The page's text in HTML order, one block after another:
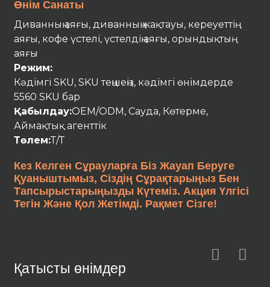
Өнім Санаты
Диванның аяғы, диванның жақтауы, кереуеттің
аяғы, кофе үстелі, үстелдің аяғы, орындықтың
аяғы
Режим:
Кәдімгі SKU, SKU теңшеңіз, кәдімгі өнімдерде
5560 SKU бар
Қабылдау:OEM/ODM, Сауда, Көтерме,
Аймақтық агенттік
Төлем:Т/Т
Кез Келген Сұрауларға Біз Жауап Беруге
Қуаныштымыз, Сіздің Сұрақтарыңыз Бен
Тапсырыстарыңызды Күтеміз. Акция Үлгісі
Тегін Және Қол Жетімді. Рақмет Сізге!
Қатысты өнімдер